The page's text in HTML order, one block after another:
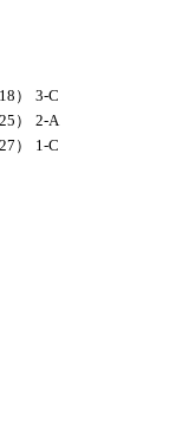
）
3-C
）
2-A
） 1-C